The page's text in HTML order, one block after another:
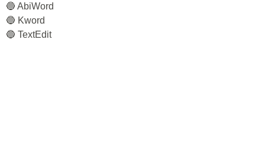
🔵 AbiWord
🔵 Kword
🔵 TextEdit